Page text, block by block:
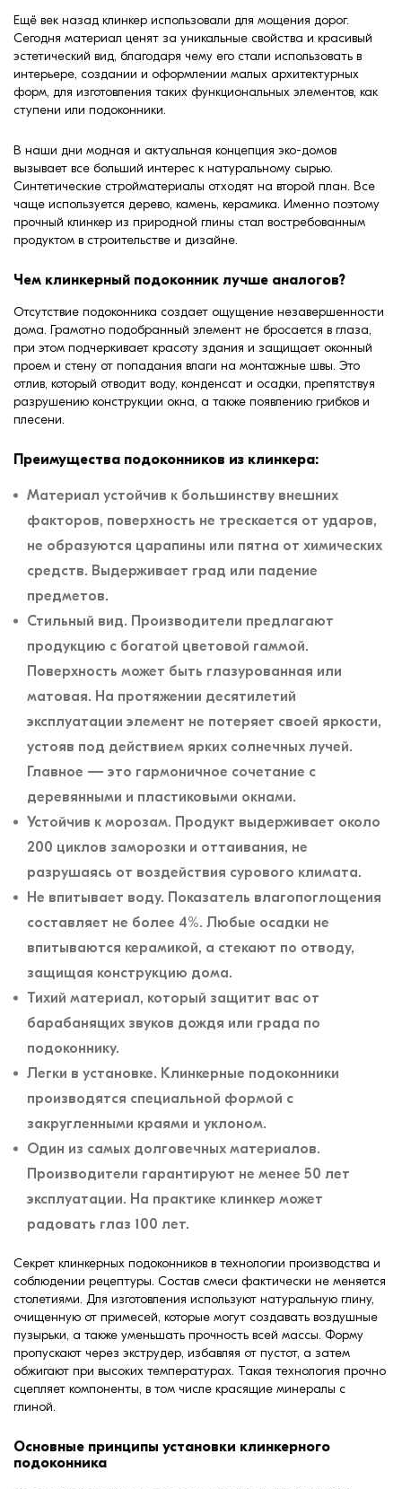
формовки
Клинкерная плитка
Ступени, крыльцо
Строительные
Ещё век назад клинкер использовали для мощения дорог.
Сегодня материал ценят за уникальные свойства и красивый
эстетический вид, благодаря чему его стали использовать в
интерьере, создании и оформлении малых архитектурных
форм, для изготовления таких функциональных элементов, как
ступени или подоконники.
В наши дни модная и актуальная концепция эко-домов
вызывает все больший интерес к натуральному сырью.
Синтетические стройматериалы отходят на второй план. Все
чаще используется дерево, камень, керамика. Именно поэтому
прочный клинкер из природной глины стал востребованным
продуктом в строительстве и дизайне.
Чем клинкерный подоконник лучше аналогов?
Отсутствие подоконника создает ощущение незавершенности
дома. Грамотно подобранный элемент не бросается в глаза,
при этом подчеркивает красоту здания и защищает оконный
проем и стену от попадания влаги на монтажные швы. Это
отлив, который отводит воду, конденсат и осадки, препятствуя
разрушению конструкции окна, а также появлению грибков и
плесени.
Преимущества подоконников из клинкера:
Материал устойчив к большинству внешних
факторов, поверхность не трескается от ударов,
не образуются царапины или пятна от химических
средств. Выдерживает град или падение
предметов.
Стильный вид. Производители предлагают
продукцию с богатой цветовой гаммой.
Поверхность может быть глазурованная или
матовая. На протяжении десятилетий
эксплуатации элемент не потеряет своей яркости,
устояв под действием ярких солнечных лучей.
Главное — это гармоничное сочетание с
деревянными и пластиковыми окнами.
Устойчив к морозам. Продукт выдерживает около
200 циклов заморозки и оттаивания, не
разрушаясь от воздействия сурового климата.
Не впитывает воду. Показатель влагопоглощения
составляет не более 4%. Любые осадки не
впитываются керамикой, а стекают по отводу,
защищая конструкцию дома.
Тихий материал, который защитит вас от
барабанящих звуков дождя или града по
подоконнику.
Легки в установке. Клинкерные подоконники
производятся специальной формой с
закругленными краями и уклоном.
Один из самых долговечных материалов.
Производители гарантируют не менее 50 лет
эксплуатации. На практике клинкер может
радовать глаз 100 лет.
Секрет клинкерных подоконников в технологии производства и
соблюдении рецептуры. Состав смеси фактически не меняется
столетиями. Для изготовления используют натуральную глину,
очищенную от примесей, которые могут создавать воздушные
пузырьки, а также уменьшать прочность всей массы. Форму
пропускают через экструдер, избавляя от пустот, а затем
обжигают при высоких температурах. Такая технология прочно
сцепляет компоненты, в том числе красящие минералы с
глиной.
Основные принципы установки клинкерного
подоконника